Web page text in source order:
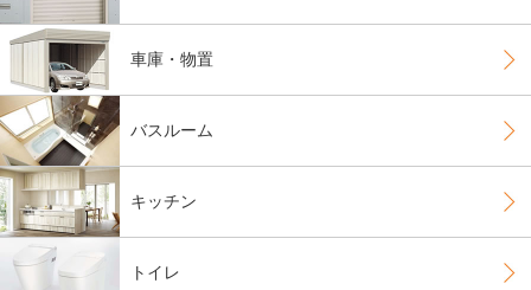
車庫・物置
バスルーム
キッチン
トイレ